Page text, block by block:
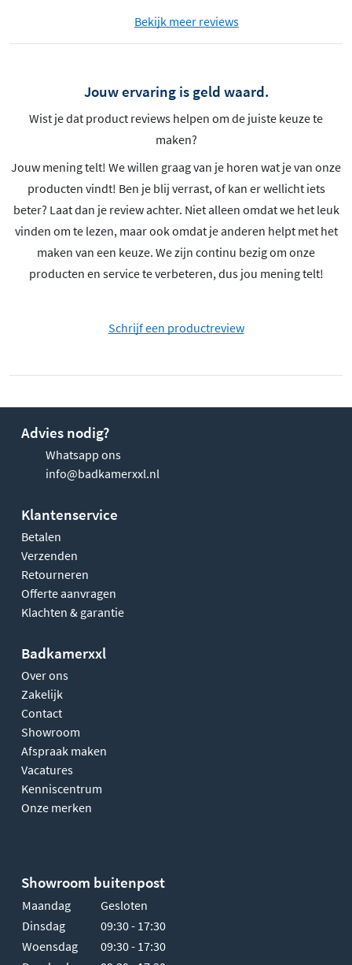
Bekijk meer reviews
Jouw ervaring is geld waard.
Wist je dat product reviews helpen om de juiste keuze te
maken?
Jouw mening telt! We willen graag van je horen wat je van onze
producten vindt! Ben je blij verrast, of kan er wellicht iets
beter? Laat dan je review achter. Niet alleen omdat we het leuk
vinden om te lezen, maar ook omdat je anderen helpt met het
maken van een keuze. We zijn continu bezig om onze
producten en service te verbeteren, dus jou mening telt!
Schrijf een productreview
Advies nodig?
Whatsapp ons
info@badkamerxxl.nl
Klantenservice
Betalen
Verzenden
Retourneren
Offerte aanvragen
Klachten & garantie
Badkamerxxl
Over ons
Zakelijk
Contact
Showroom
Afspraak maken
Vacatures
Kenniscentrum
Onze merken
Showroom buitenpost
Maandag
Gesloten
Dinsdag
09:30 - 17:30
Woensdag
09:30 - 17:30